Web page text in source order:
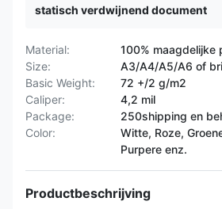
statisch verdwijnend document
Material:
100% maagdelijke
Size:
A3/A4/A5/A6 of
Basic Weight:
72 +/2 g/m2
Caliper:
4,2 mil
Package:
250shipping en
Color:
Witte, Roze,
Purpere enz.
Productbeschrijving